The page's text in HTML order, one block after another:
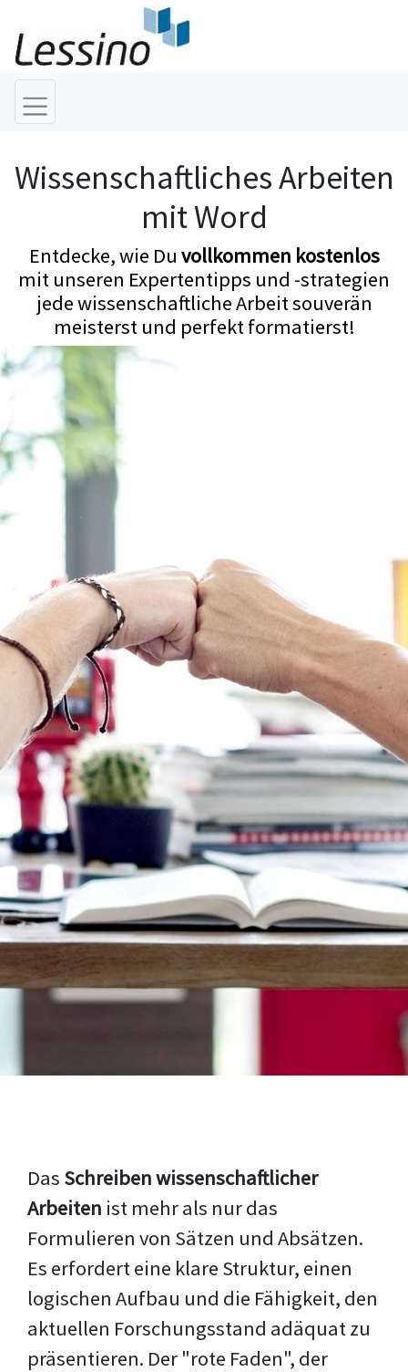
Wissenschaftliches Arbeiten
mit Word
Entdecke, wie Du vollkommen kostenlos
mit unseren Expertentipps und -strategien
jede wissenschaftliche Arbeit souverän
meisterst und perfekt formatierst!
Das Schreiben wissenschaftlicher
Arbeiten ist mehr als nur das
Formulieren von Sätzen und Absätzen.
Es erfordert eine klare Struktur, einen
logischen Aufbau und die Fähigkeit, den
aktuellen Forschungsstand adäquat zu
präsentieren. Der "rote Faden", der